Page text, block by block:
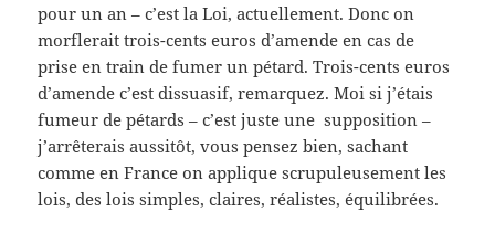
pour un an – c’est la Loi, actuellement. Donc on
morflerait trois-cents euros d’amende en cas de
prise en train de fumer un pétard. Trois-cents euros
d’amende c’est dissuasif, remarquez. Moi si j’étais
fumeur de pétards – c’est juste une supposition –
j’arrêterais aussitôt, vous pensez bien, sachant
comme en France on applique scrupuleusement les
lois, des lois simples, claires, réalistes, équilibrées.